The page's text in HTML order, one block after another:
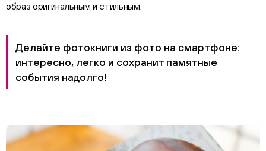
образ оригинальным и стильным.
Делайте фотокниги из фото на смартфоне:
интересно, легко и сохранит памятные
события надолго!